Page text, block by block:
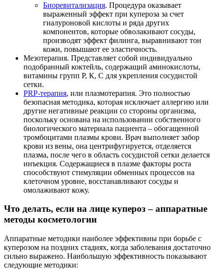
Биоревитализация. Процедура оказывает
выраженный эффект при купероза за счет
гиалуроновой кислоты и ряда других
компонентов, которые обволакивают сосуды,
производят эффект филинга, выравнивают тон
кожи, повышают ее эластичность.
Мезотерапия. Представляет собой индивидуально
подобранный коктейль, содержащий аминокислоты,
витамины групп Р, К, С для укрепления сосудистой
сетки.
PRP-терапия, или плазмотерапия. Это полностью
безопасная методика, которая исключает аллергию или
другие негативные реакции со стороны организма,
поскольку основана на использовании собственного
биологического материала пациента – обогащенной
тромбоцитами плазмы крови. Врач выполняет забор
крови из вены, она центрифугируется, отделяется
плазма, после чего в область сосудистой сетки делается
инъекция. Содержащиеся в плазме факторы роста
способствуют стимуляции обменных процессов на
клеточном уровне, восстанавливают сосуды и
омолаживают кожу.
Что делать, если на лице купероз – аппаратные
методы косметологии
Аппаратные методики наиболее эффективны при борьбе с
куперозом на поздних стадиях, когда заболевания достаточно
сильно выражено. Наибольшую эффективность показывают
следующие методики: